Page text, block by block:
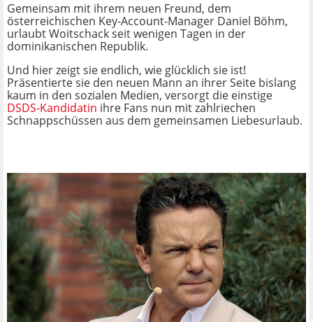
Gemeinsam mit ihrem neuen Freund, dem
österreichischen Key-Account-Manager Daniel Böhm,
urlaubt Woitschack seit wenigen Tagen in der
dominikanischen Republik.
Und hier zeigt sie endlich, wie glücklich sie ist!
Präsentierte sie den neuen Mann an ihrer Seite bislang
kaum in den sozialen Medien, versorgt die einstige
DSDS-Kandidatin ihre Fans nun mit zahlriechen
Schnappschüssen aus dem gemeinsamen Liebesurlaub.